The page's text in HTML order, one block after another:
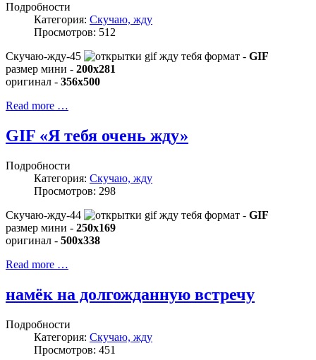
Подробности
Категория: Скучаю, жду
Просмотров: 512
Скучаю-жду-45
формат - GIF
размер мини - 200x281
оригинал - 356x500
Read more …
GIF «Я тебя очень жду»
Подробности
Категория: Скучаю, жду
Просмотров: 298
Скучаю-жду-44
формат - GIF
размер мини - 250x169
оригинал - 500x338
Read more …
намёк на долгожданную встречу
Подробности
Категория: Скучаю, жду
Просмотров: 451